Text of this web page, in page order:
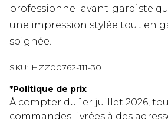
professionnel avant-gardiste
une impression stylée tout en
soignée.
SKU: HZZ00762-111-30
*Politique de prix
À compter du 1er juillet 2026,
commandes livrées à des